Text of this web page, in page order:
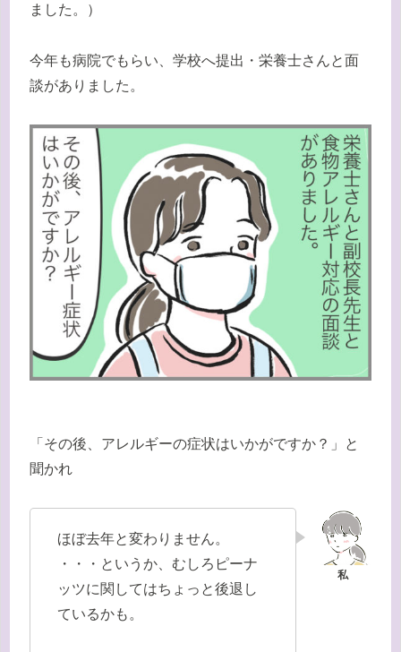
ました。）
今年も病院でもらい、学校へ提出・栄養士さんと面
談がありました。
「その後、アレルギーの症状はいかがですか？」と
聞かれ
ほぼ去年と変わりません。
・・・というか、むしろピーナ
ッツに関してはちょっと後退し
ているかも。